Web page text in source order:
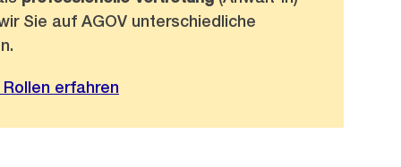
Sie auf AGOV unterschiedliche
erfahren